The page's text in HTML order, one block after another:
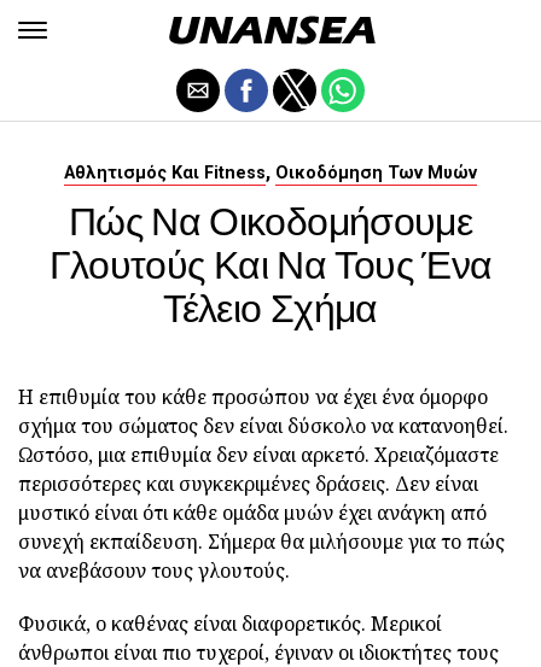
Αθλητισμός Και Fitness, Οικοδόμηση Των Μυών
Πώς Να Οικοδομήσουμε
Γλουτούς Και Να Τους Ένα
Τέλειο Σχήμα
Η επιθυμία του κάθε προσώπου να έχει ένα όμορφο
σχήμα του σώματος δεν είναι δύσκολο να κατανοηθεί.
Ωστόσο, μια επιθυμία δεν είναι αρκετό. Χρειαζόμαστε
περισσότερες και συγκεκριμένες δράσεις. Δεν είναι
μυστικό είναι ότι κάθε ομάδα μυών έχει ανάγκη από
συνεχή εκπαίδευση. Σήμερα θα μιλήσουμε για το πώς
να ανεβάσουν τους γλουτούς.
Φυσικά, ο καθένας είναι διαφορετικός. Μερικοί
άνθρωποι είναι πιο τυχεροί, έγιναν οι ιδιοκτήτες τους